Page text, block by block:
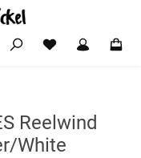
Reelwind
White